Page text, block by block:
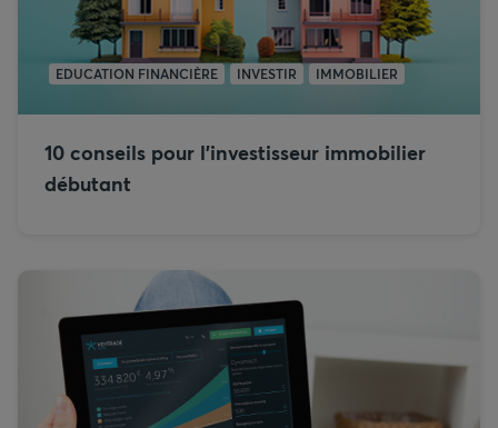
EDUCATION FINANCIÈRE INVESTIR IMMOBILIER
10 conseils pour l’investisseur immobilier
débutant